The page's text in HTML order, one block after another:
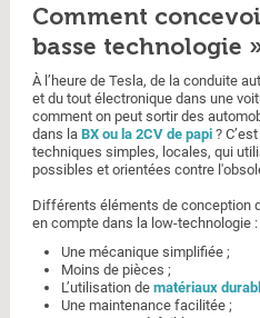
Comment
basse technologie
À l’heure de Tesla, de la conduite
et du tout électronique dans une
comment on peut sortir des
dans la BX ou la 2CV de papi?
techniques simples, locales, qui
possibles et orientées contre
Différents éléments de conception
en compte dans la low-technologie :
Une mécanique simplifiée ;
Moins de pièces ;
L’utilisation de matériaux
Une maintenance facilitée ;